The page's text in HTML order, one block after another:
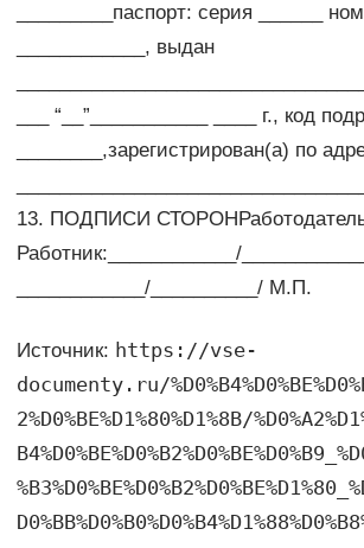
_________паспорт: серия ______
____________, выдан
___ “__”___________ ____ г., код
________,зарегистрирован(а) по
13. ПОДПИСИ
Работник:____________/
____________/__________/ М.П.
Источник: https://vse-
documenty.ru/
2%D0%BE%D1%80%D1%8B/